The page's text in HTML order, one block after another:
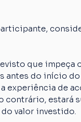
que impeça
antes do início
experiência de
contrário, estará
valor investido.